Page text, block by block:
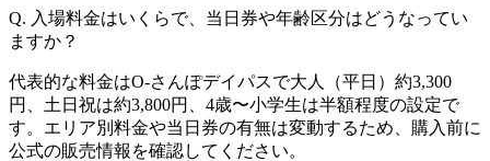
Q. 入場料金はいくらで、当日券や年齢区分はどうなってい
ますか？
代表的な料金はO-さんぽデイパスで大人（平日）約3,300
円、土日祝は約3,800円、4歳〜小学生は半額程度の設定で
す。エリア別料金や当日券の有無は変動するため、購入前に
公式の販売情報を確認してください。